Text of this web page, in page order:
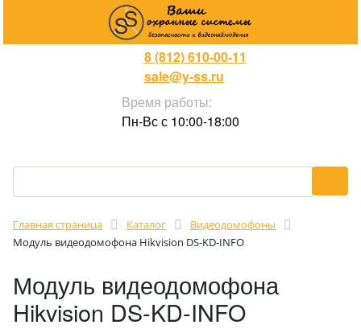
8 (812) 610-00-11
sale@y-ss.ru
Время работы:
Пн-Вс с 10:00-18:00
Главная страница Каталог
Видеодомофоны
Модуль видеодомофона Hikvision DS-KD-INFO
Модуль видеодомофона
Hikvision DS-KD-INFO